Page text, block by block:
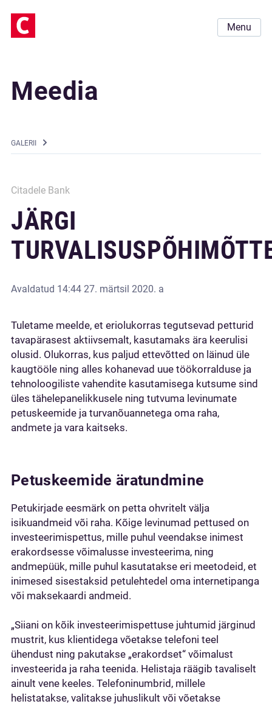
Menu
Meedia
GALERII
Citadele Bank
JÄRGI
Avaldatud 14:44 27. märtsil 2020. a
Tuletame meelde, et eriolukorras tegutsevad petturid
tavapärasest aktiivsemalt, kasutamaks ära keerulisi
olusid. Olukorras, kus paljud ettevõtted on läinud üle
kaugtööle ning alles kohanevad uue töökorralduse ja
tehnoloogiliste vahendite kasutamisega kutsume sind
üles tähelepanelikkusele ning tutvuma levinumate
petuskeemide ja turvanõuannetega oma raha,
andmete ja vara kaitseks.
Petuskeemide äratundmine
Petukirjade eesmärk on petta ohvritelt välja
isikuandmeid või raha. Kõige levinumad pettused on
investeerimispettus, mille puhul veendakse inimest
erakordsesse võimalusse investeerima, ning
andmepüük, mille puhul kasutatakse eri meetodeid, et
inimesed sisestaksid petulehtedel oma internetipanga
või maksekaardi andmeid.
„Siiani on kõik investeerimispettuse juhtumid järginud
mustrit, kus klientidega võetakse telefoni teel
ühendust ning pakutakse „erakordset“ võimalust
investeerida ja raha teenida. Helistaja räägib tavaliselt
ainult vene keeles. Telefoninumbrid, millele
helistatakse, valitakse juhuslikult või võetakse